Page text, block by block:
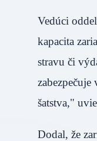
Vedúci
kapacita
stravu či
šatstva,"
Dodal, že